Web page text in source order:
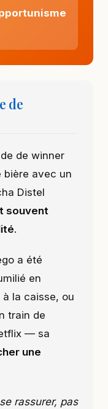
de
de winner
bière avec un
Distel
souvent
.
a été
en
la caisse, ou
train de
— sa
une
rassurer, pas